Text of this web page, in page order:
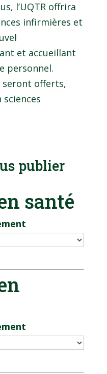
l’UQTR offrira
infirmières et
et accueillant
personnel.
seront offerts,
publier
santé